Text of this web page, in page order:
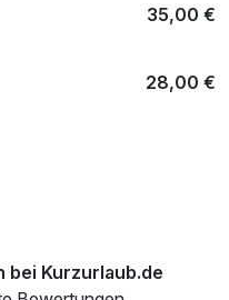
35,00 €
28,00 €
bei Kurzurlaub.de